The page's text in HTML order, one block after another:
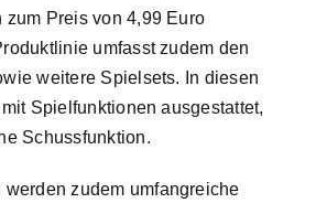
zum Preis von 4,99 Euro
umfasst zudem den
weitere Spielsets. In diesen
Spielfunktionen ausgestattet,
Schussfunktion.
werden zudem umfangreiche